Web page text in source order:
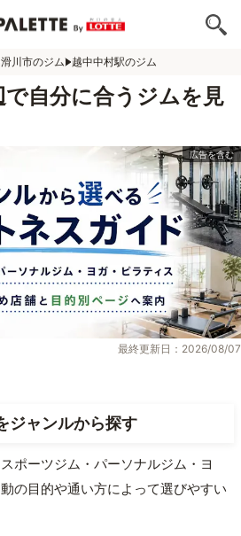
滑川市のジム 越中中村駅のジム
で自分に合うジムを見
最終更新日：2026/08/07
ジャンルから探す
ポーツジム・パーソナルジム・ヨ
の目的や通い方によって選びやすい